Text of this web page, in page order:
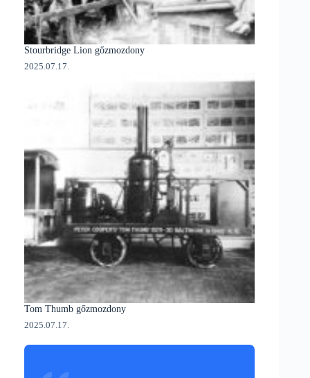
Stourbridge Lion gőzmozdony
2025.07.17.
Tom Thumb gőzmozdony
2025.07.17.